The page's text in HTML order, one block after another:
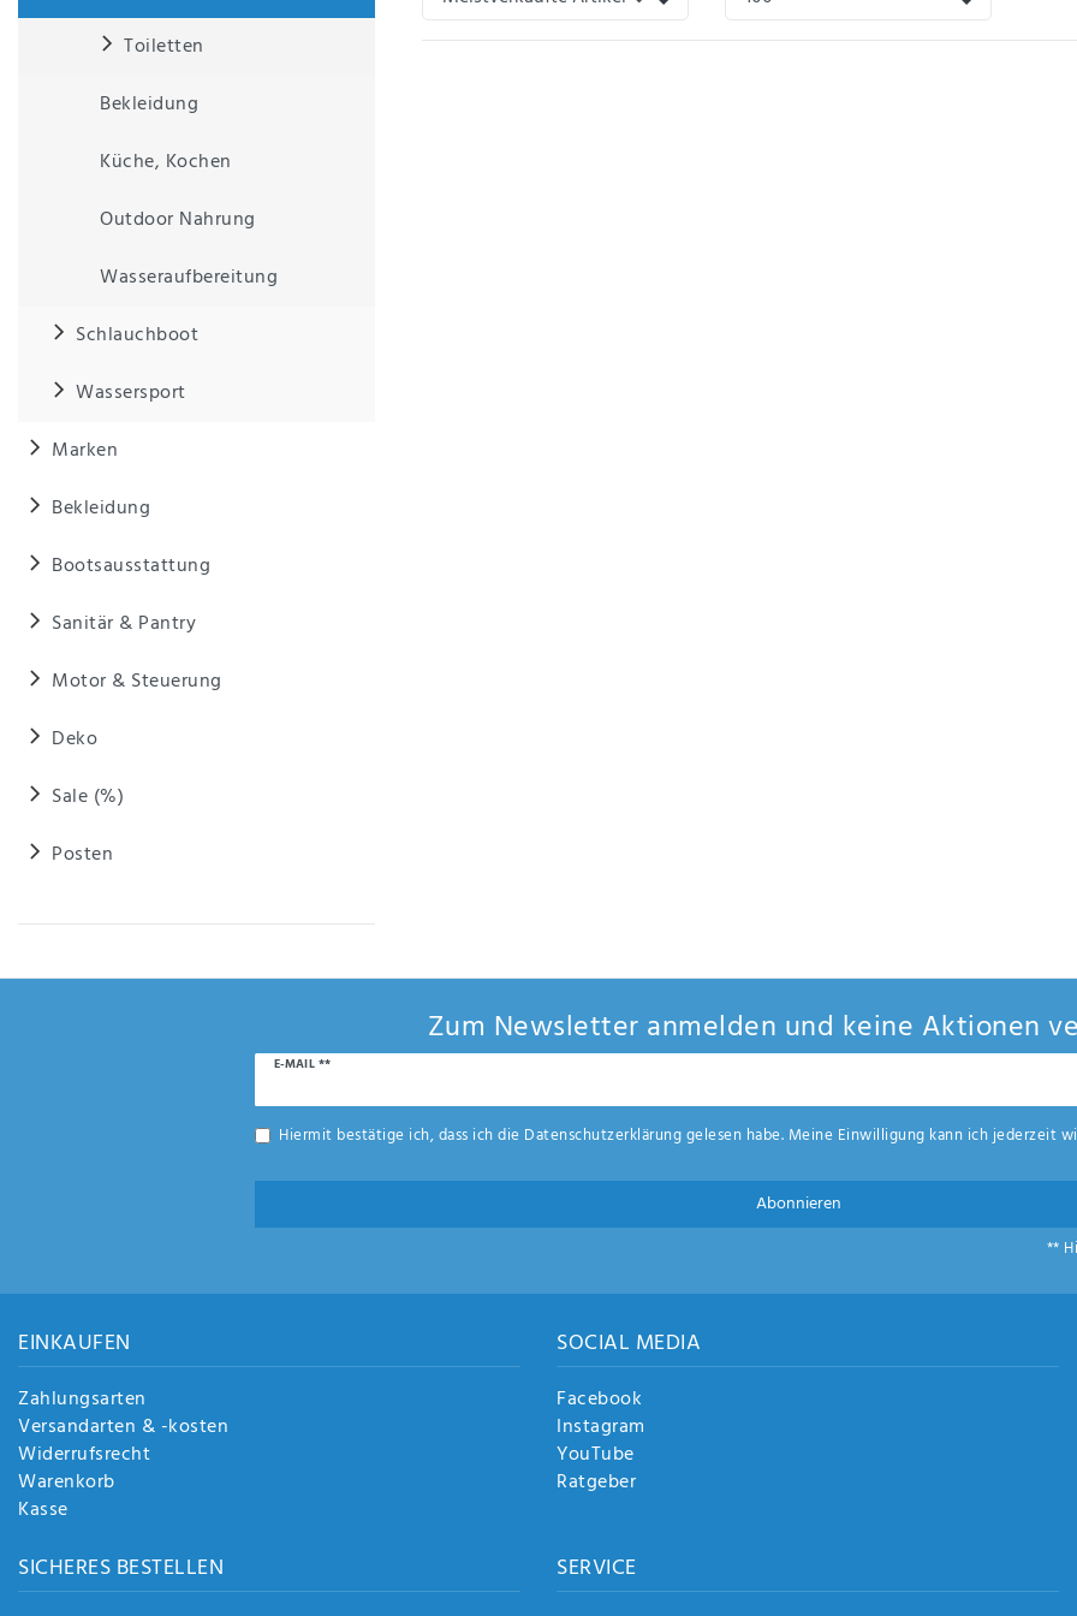
Toiletten
Bekleidung
Küche, Kochen
Outdoor Nahrung
Wasseraufbereitung
Schlauchboot
Wassersport
Marken
Bekleidung
Bootsausstattung
Sanitär & Pantry
Motor & Steuerung
Deko
Sale (%)
Posten
bestätige
ich, dass
Daten­
erklärung
habe.
rag
sen
n
Zum Newsletter anmelden und keine Aktionen
E-MAIL **
Newsletter
Hiermit bestätige ich, dass ich die Daten­schutz­erklärunggelesen habe. Meine Einwilligung kann ich jederzeit
Abonnieren
**
EINKAUFEN
Zahlungsarten
Versandarten & -kosten
Widerrufsrecht
Warenkorb
Kasse
SICHERES BESTELLEN
SOCIAL MEDIA
Facebook
Instagram
YouTube
Ratgeber
SERVICE